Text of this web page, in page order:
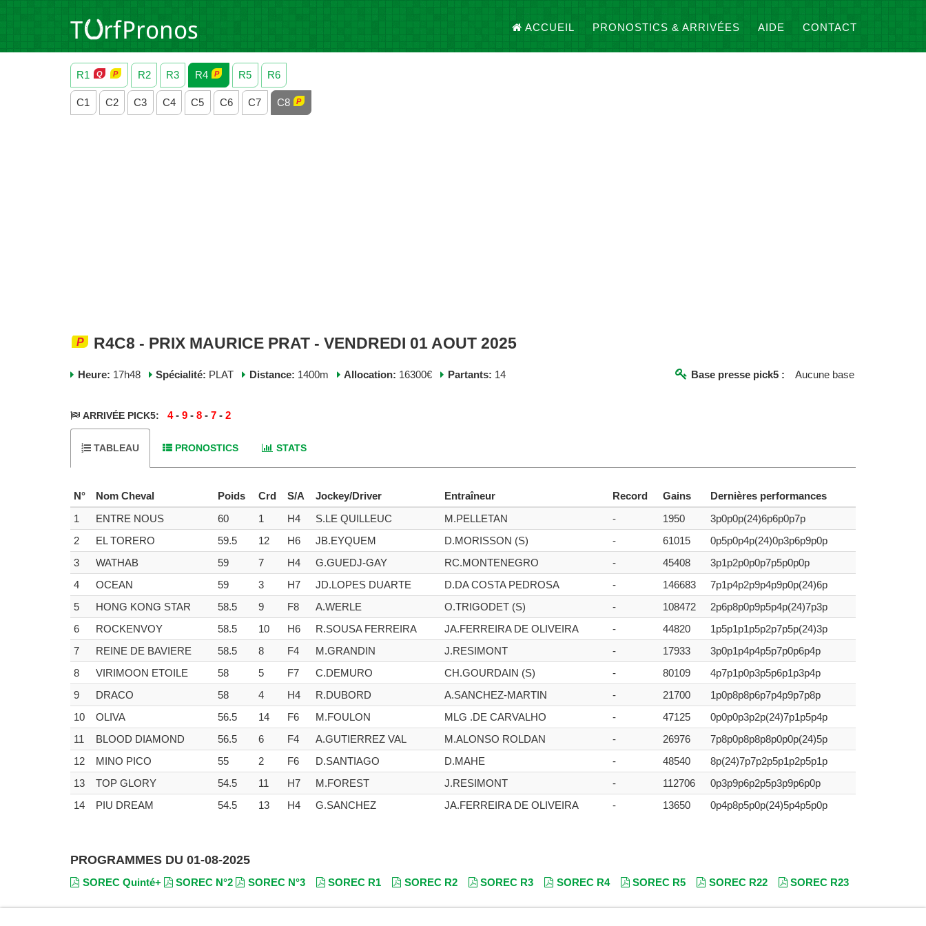
ACCUEIL PRONOSTICS & ARRIVÉES AIDE CONTACT
R1 R2 R3 R4 R5 R6
C1 C2 C3 C4 C5 C6 C7 C8
R4C8 - PRIX MAURICE PRAT - VENDREDI 01 AOUT 2025
Heure: 17h48 Spécialité: PLAT Distance: 1400m Allocation: 16300€ Partants: 14 Base presse pick5 : Aucune base
ARRIVÉE PICK5: 4-9 -8 -7 -2
TABLEAU PRONOSTICS STATS
N° Nom Cheval Poids Crd S/A Jockey/Driver Entraîneur Record Gains
Dernières performances
1
ENTRE NOUS 60 1 H4 S.LE QUILLEUC M.PELLETAN - 1950
3p0p0p(24)6p6p0p7p
2
EL TORERO 59.5 12 H6 JB.EYQUEM D.MORISSON (S) - 61015
0p5p0p4p(24)0p3p6p9p0p
3
WATHAB 59 7 H4 G.GUEDJ-GAY RC.MONTENEGRO - 45408
3p1p2p0p0p7p5p0p0p
4
OCEAN 59 3 H7 JD.LOPES DUARTE D.DA COSTA PEDROSA - 146683
7p1p4p2p9p4p9p0p(24)6p
5
HONG KONG STAR 58.5 9 F8 A.WERLE O.TRIGODET (S) - 108472
2p6p8p0p9p5p4p(24)7p3p
6
ROCKENVOY 58.5 10 H6 R.SOUSA FERREIRA JA.FERREIRA DE OLIVEIRA - 44820
1p5p1p1p5p2p7p5p(24)3p
7
REINE DE BAVIERE 58.5 8 F4 M.GRANDIN J.RESIMONT - 17933
3p0p1p4p4p5p7p0p6p4p
8
VIRIMOON ETOILE 58 5 F7 C.DEMURO CH.GOURDAIN (S) - 80109
4p7p1p0p3p5p6p1p3p4p
9
DRACO 58 4 H4 R.DUBORD A.SANCHEZ-MARTIN - 21700
1p0p8p8p6p7p4p9p7p8p
10
OLIVA 56.5 14 F6 M.FOULON MLG .DE CARVALHO - 47125
0p0p0p3p2p(24)7p1p5p4p
11
BLOOD DIAMOND 56.5 6 F4 A.GUTIERREZ VAL M.ALONSO ROLDAN - 26976
7p8p0p8p8p8p0p0p(24)5p
12
MINO PICO 55 2 F6 D.SANTIAGO D.MAHE - 48540
8p(24)7p7p2p5p1p2p5p1p
13
TOP GLORY 54.5 11 H7 M.FOREST J.RESIMONT - 112706
0p3p9p6p2p5p3p9p6p0p
14
PIU DREAM 54.5 13 H4 G.SANCHEZ JA.FERREIRA DE OLIVEIRA - 13650 0p4p8p5p0p(24)5p4p5p0p
PROGRAMMES DU 01-08-2025
SOREC Quinté+ SOREC N°2 SOREC N°3 SOREC R1 SOREC R2 SOREC R3 SOREC R4 SOREC R5 SOREC R22 SOREC R23